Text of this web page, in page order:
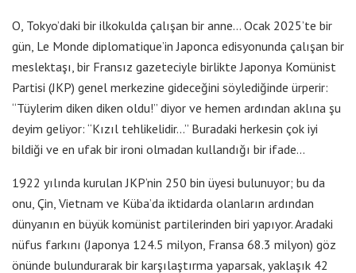
O, Tokyo’daki bir ilkokulda çalışan bir anne… Ocak 2025’te bir
gün, Le Monde diplomatique’in Japonca edisyonunda çalışan bir
meslektaşı, bir Fransız gazeteciyle birlikte Japonya Komünist
Partisi (JKP) genel merkezine gideceğini söylediğinde ürperir:
“Tüylerim diken diken oldu!” diyor ve hemen ardından aklına şu
deyim geliyor: “Kızıl tehlikelidir…” Buradaki herkesin çok iyi
bildiği ve en ufak bir ironi olmadan kullandığı bir ifade…
1922 yılında kurulan JKP’nin 250 bin üyesi bulunuyor; bu da
onu, Çin, Vietnam ve Küba’da iktidarda olanların ardından
dünyanın en büyük komünist partilerinden biri yapıyor. Aradaki
nüfus farkını (Japonya 124.5 milyon, Fransa 68.3 milyon) göz
önünde bulundurarak bir karşılaştırma yaparsak, yaklaşık 42